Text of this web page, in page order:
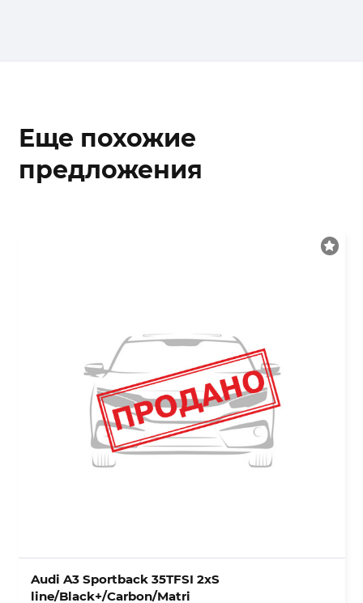
Еще похожие
предложения
Audi A3 Sportback 35TFSI 2xS
line/Black+/Carbon/Matri